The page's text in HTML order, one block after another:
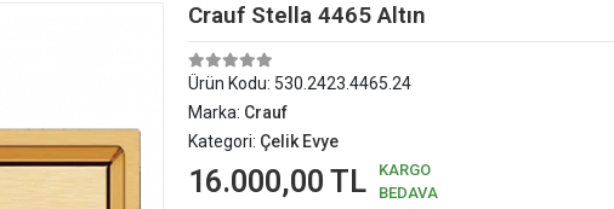
Crauf Stella 4465 Altın
Ürün Kodu: 530.2423.4465.24
Marka: Crauf
Kategori: Çelik Evye
16.000,00 TL
KARGO
BEDAVA